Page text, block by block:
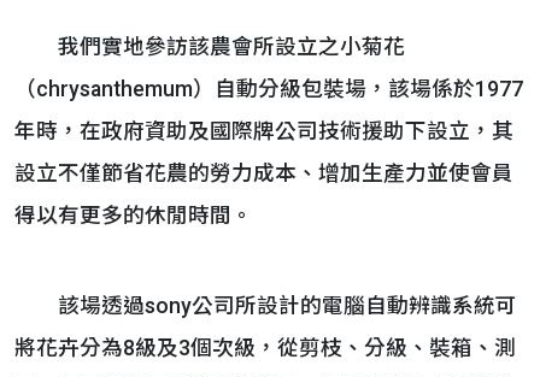
我們實地參訪該農會所設立之小菊花
（chrysanthemum）自動分級包裝場，該場係於1977
年時，在政府資助及國際牌公司技術援助下設立，其
設立不僅節省花農的勞力成本、增加生產力並使會員
得以有更多的休閒時間。
該場透過sony公司所設計的電腦自動辨識系統可
將花卉分為8級及3個次級，從剪枝、分級、裝箱、測